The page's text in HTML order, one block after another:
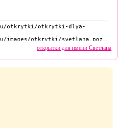
открытки для имени Светлана